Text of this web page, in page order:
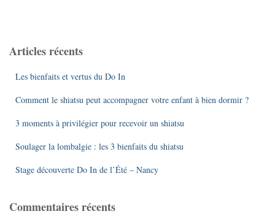
Articles récents
Les bienfaits et vertus du Do In
Comment le shiatsu peut accompagner votre enfant à bien dormir ?
3 moments à privilégier pour recevoir un shiatsu
Soulager la lombalgie : les 3 bienfaits du shiatsu
Stage découverte Do In de l’Été – Nancy
Commentaires récents